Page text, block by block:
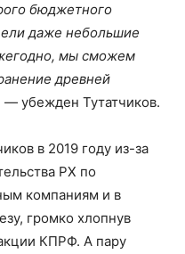
бюджетного
даже небольшие
мы сможем
древней
— убежден Тутатчиков.
в 2019 году из-за
РХ по
компаниям и в
громко хлопнув
КПРФ. А пару